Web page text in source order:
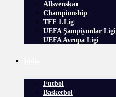
Allsvenskan
Championship
TFF 1.Lig
UEFA Şampiyonlar Ligi
UEFA Avrupa Ligi
Futbol
Basketbol